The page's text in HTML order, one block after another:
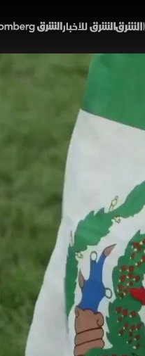
حلم
كبير، حيث يتابعون
الأسعار. ورغم
رابطا قويا مع بلدانهم